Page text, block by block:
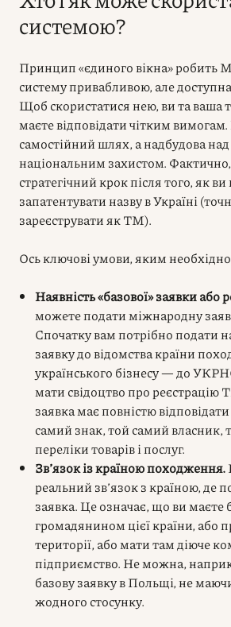
системою?
Принцип «єдиного вікна» робить
систему привабливою, але
Щоб скористатися нею, ви та ваша
маєте відповідати чітким
самостійний шлях, а надбудова
національним захистом.
стратегічний крок після того, як
запатентувати назву в Україні
зареєструвати як ТМ).
Ось ключові умови, яким необхідно
Наявність «базової» заявки або
можете подати міжнародну
Спочатку вам потрібно подати
заявку до відомства країни
українського бізнесу — до
мати свідоцтво про
заявка має повністю
самий знак, той самий власник,
переліки товарів і послуг.
Зв’язок із країною походження.
реальний зв’язок з країною, де
заявка. Це означає, що ви маєте
громадянином цієї країни, або
території, або мати там діюче
підприємство. Не можна,
базову заявку в Польщі, не
жодного стосунку.